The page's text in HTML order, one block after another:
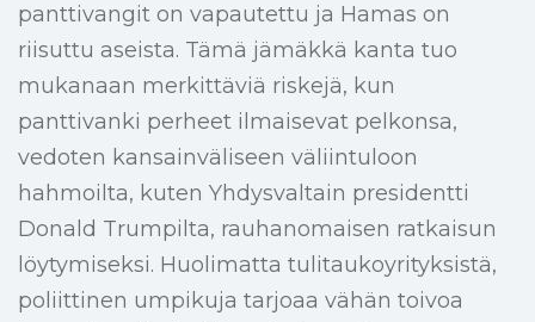
panttivangit on vapautettu ja Hamas on
riisuttu aseista. Tämä jämäkkä kanta tuo
mukanaan merkittäviä riskejä, kun
panttivanki perheet ilmaisevat pelkonsa,
vedoten kansainväliseen väliintuloon
hahmoilta, kuten Yhdysvaltain presidentti
Donald Trumpilta, rauhanomaisen ratkaisun
löytymiseksi. Huolimatta tulitaukoyrityksistä,
poliittinen umpikuja tarjoaa vähän toivoa